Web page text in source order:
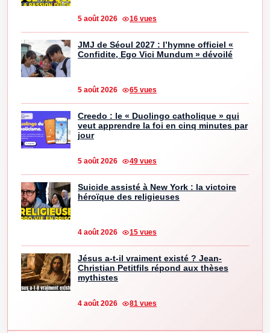
5 août 2026 16 vues
JMJ de Séoul 2027 : l’hymne officiel «
Confidite, Ego Vici Mundum » dévoilé
5 août 2026 65 vues
Creedo : le « Duolingo catholique » qui
veut apprendre la foi en cinq minutes par
jour
5 août 2026 49 vues
Suicide assisté à New York : la victoire
héroïque des religieuses
4 août 2026 15 vues
Jésus a-t-il vraiment existé ? Jean-
Christian Petitfils répond aux thèses
mythistes
4 août 2026 81 vues